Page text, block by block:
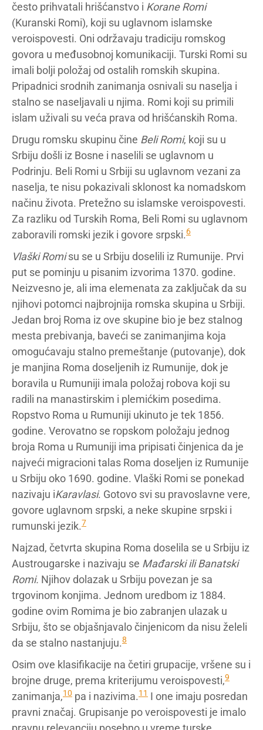
često prihvatali hrišćanstvo i Korane Romi
(Kuranski Romi), koji su uglavnom islamske
veroispovesti. Oni održavaju tradiciju romskog
govora u međusobnoj komunikaciji. Turski Romi su
imali bolji položaj od ostalih romskih skupina.
Pripadnici srodnih zanimanja osnivali su naselja i
stalno se naseljavali u njima. Romi koji su primili
islam uživali su veća prava od hrišćanskih Roma.
Drugu romsku skupinu čine Beli Romi, koji su u
Srbiju došli iz Bosne i naselili se uglavnom u
Podrinju. Beli Romi u Srbiji su uglavnom vezani za
naselja, te nisu pokazivali sklonost ka nomadskom
načinu života. Pretežno su islamske veroispovesti.
Za razliku od Turskih Roma, Beli Romi su uglavnom
zaboravili romski jezik i govore srpski.6
Vlaški Romisu se u Srbiju doselili iz Rumunije. Prvi
put se pominju u pisanim izvorima 1370. godine.
Neizvesno je, ali ima elemenata za zaključak da su
njihovi potomci najbrojnija romska skupina u Srbiji.
Jedan broj Roma iz ove skupine bio je bez stalnog
mesta prebivanja, baveći se zanimanjima koja
omogućavaju stalno premeštanje (putovanje), dok
je manjina Roma doseljenih iz Rumunije, dok je
boravila u Rumuniji imala položaj robova koji su
radili na manastirskim i plemićkim posedima.
Ropstvo Roma u Rumuniji ukinuto je tek 1856.
godine. Verovatno se ropskom položaju jednog
broja Roma u Rumuniji ima pripisati činjenica da je
najveći migracioni talas Roma doseljen iz Rumunije
u Srbiju oko 1690. godine. Vlaški Romi se ponekad
nazivaju iKaravlasi. Gotovo svi su pravoslavne vere,
govore uglavnom srpski, a neke skupine srpski i
rumunski jezik.7
Najzad, četvrta skupina Roma doselila se u Srbiju iz
Austrougarske i nazivaju se Mađarski ili Banatski
Romi. Njihov dolazak u Srbiju povezan je sa
trgovinom konjima. Jednom uredbom iz 1884.
godine ovim Romima je bio zabranjen ulazak u
Srbiju, što se objašnjavalo činjenicom da nisu želeli
da se stalno nastanjuju.8
Osim ove klasifikacije na četiri grupacije, vršene su i
brojne druge, prema kriterijumu veroispovesti,9
zanimanja,10 pa i nazivima.11 I one imaju posredan
pravni značaj. Grupisanje po veroispovesti je imalo